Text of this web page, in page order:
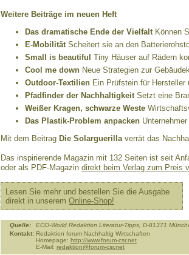
Weitere Beiträge im neuen Heft
Das dramatische Ende der VielfaltKönnen
E-MobilitätScheitert sie an den
Small is beautiful Tiny Häuser auf Rädern
Cool me down Neue Strategien zur
Outdoor-Textilien Ein Prüfstein für Hersteller
Pfadfinder der NachhaltigkeitSetzt eine
Weißer Kragen, schwarze Weste
Das Plastik-Problem anpacken
Mit dem Beitrag Die Solarguerillaverrät das
Das inspirierende Magazin mit 132 Seiten ist seit
oder als PDF-Magazin direkt beim Verlag zum Preis
Lesen Sie mehr und bestellen Sie die Ausgabe
direkt in unserem Online-Shop!
Quelle:
ECO-World Redaktion Literatur-Tipps, D-81371
Kontakt: Redaktion forum Nachhaltig Wirtschaften
Homepage: http://www.forum-csr.net
E-Mail: redaktion@forum-csr.net